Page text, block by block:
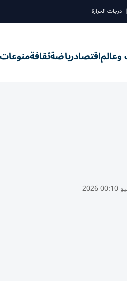
| درجات الحرارة
اقتصادرياضةثقافةمنوعات